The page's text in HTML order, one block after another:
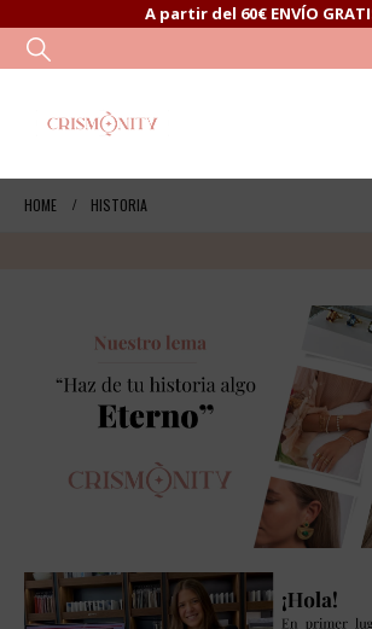
A partir del 60€ ENVÍO
HOME HISTORIA